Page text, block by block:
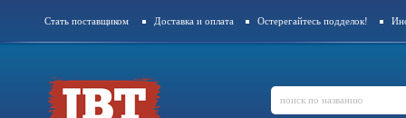
Стать поставщиком Доставка и оплата Остерегайтесь подделок!